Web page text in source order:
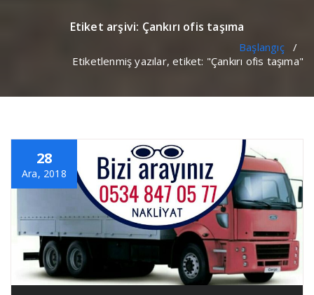
Etiket arşivi: Çankırı ofis taşıma
Başlangıç/
Etiketlenmiş yazılar, etiket: "Çankırı ofis taşıma"
28
Ara, 2018